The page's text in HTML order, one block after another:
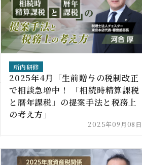
所内研修
2025年4月「生前贈与の税制改正
で相談急増中！ 「相続時精算課税
と暦年課税」の提案手法と税務上
の考え方」
2025年09月08日